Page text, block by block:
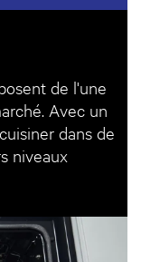
de l'une
Avec un
dans de
niveaux